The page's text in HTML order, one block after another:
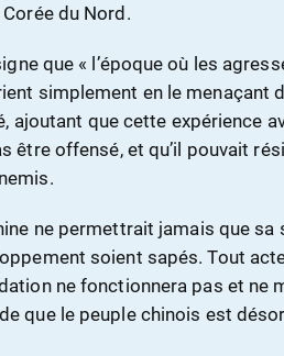
du Nord.
que « l’époque où les
simplement en le menaçant
ajoutant que cette expérience
être offensé, et qu’il pouvait
ne permettrait jamais que sa
soient sapés. Tout
ne fonctionnera pas et ne
que le peuple chinois est